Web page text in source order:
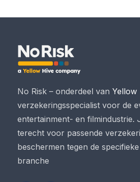
No Risk – onderdeel van Yellow
verzekeringsspecialist voor de
entertainment- en filmindustrie.
terecht voor passende
beschermen tegen de
branche